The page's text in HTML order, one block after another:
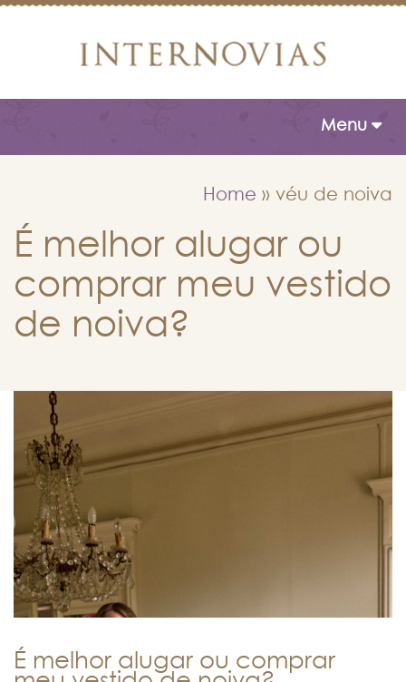
Toggle
Menu
Home » véu de noiva
É melhor alugar ou
comprar meu vestido
de noiva?
É melhor alugar ou comprar